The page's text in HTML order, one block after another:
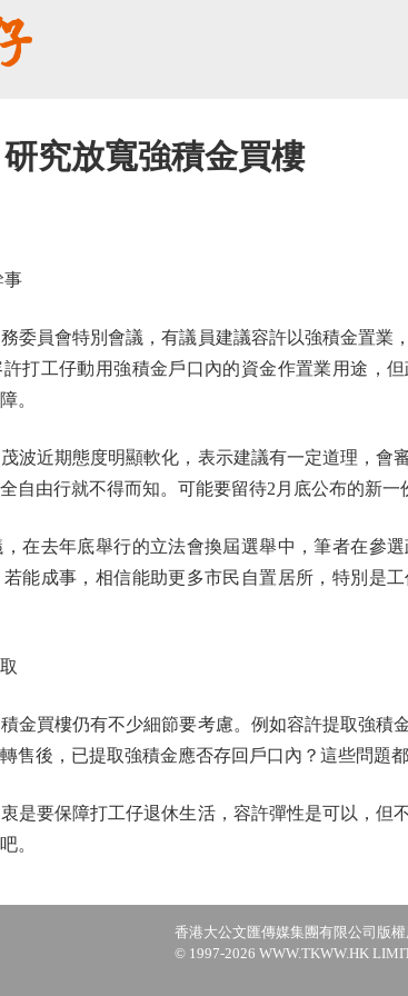
研究放寬強積金買樓
會特別會議，有議員建議容許以強積金置業
打工仔動用強積金戶口內的資金作置業用途，
。
近期態度明顯軟化，表示建議有一定道理，會
自由行就不得而知。可能要留待2月底公布的新一
去年底舉行的立法會換屆選舉中，筆者在參選
能成事，相信能助更多市民自置居所，特別是
買樓仍有不少細節要考慮。例如容許提取強積
售後，已提取強積金應否存回戶口內？這些問題
要保障打工仔退休生活，容許彈性是可以，但
。
香港大公文匯傳媒集團有限公司版
© 1997-2026 WWW.TKWW.HK